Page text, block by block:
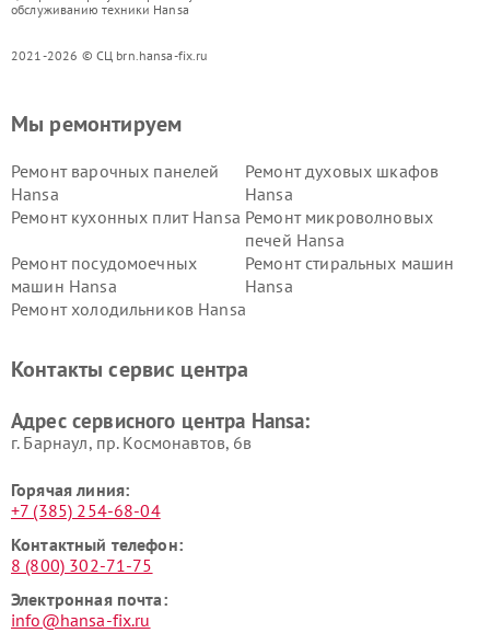
обслуживанию техники Hansa
2021-2026 © СЦ brn.hansa-fix.ru
Мы ремонтируем
Ремонт варочных панелей
Hansa
Ремонт духовых шкафов
Hansa
Ремонт кухонных плит Hansa Ремонт микроволновых
печей Hansa
Ремонт посудомоечных
машин Hansa
Ремонт стиральных машин
Hansa
Ремонт холодильников Hansa
Контакты сервис центра
Адрес сервисного центра Hansa:
г. Барнаул, ​пр. Космонавтов, 6в
Горячая линия:
+7 (385) 254-68-04
Контактный телефон:
8 (800) 302-71-75
Электронная почта:
info@hansa-fix.ru